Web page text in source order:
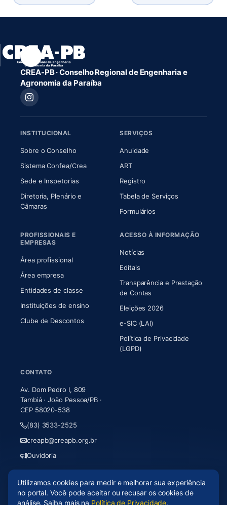
CREA-PB · Conselho Regional de Engenharia e
Agronomia da Paraíba
INSTITUCIONAL
Sobre o Conselho(abre em nova aba)
Sistema Confea/Crea(abre em nova aba)
Sede e Inspetorias
Diretoria, Plenário e
Câmaras(abre em nova aba)
SERVIÇOS
Anuidade
ART(abre em nova aba)
Registro
Tabela de Serviços
Formulários
PROFISSIONAIS E
EMPRESAS
Área profissional
Área empresa
Entidades de classe
Instituições de ensino
Clube de Descontos
ACESSO À INFORMAÇÃO
Notícias
Editais
Transparência e Prestação
de Contas
Eleições 2026
e-SIC (LAI)
Política de Privacidade
(LGPD)
CONTATO
Av. Dom Pedro I, 809
Tambiá · João Pessoa/PB ·
CEP 58020-538
(83) 3533-2525
creapb@creapb.org.br
Ouvidoria
© 2026 CREA-PB · Todos os direitos reservados
Acessibilidade
Mapa do site· LGPD
Utilizamos cookies para medir e melhorar sua experiência
no portal. Você pode aceitar ou recusar os cookies de
análise. Saiba mais na Política de Privacidade.